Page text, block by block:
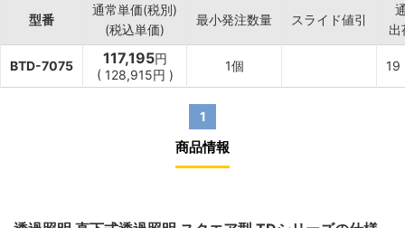
型番
通常単価(税別)
(税込単価)
最小発注数量 スライド値引
出
BTD-7075 117,195円
( 128,915円 )
1個 19
1
商品情報